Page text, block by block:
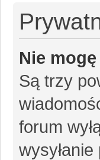
Nie
Są trzy
forum